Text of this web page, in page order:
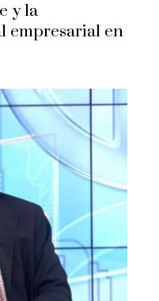
y la
empresarial en